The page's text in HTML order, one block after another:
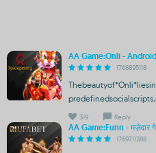
AA Game:Onli -
1768895118
319 Reply
AA Game:Funn - मज़ेदार
1769711388